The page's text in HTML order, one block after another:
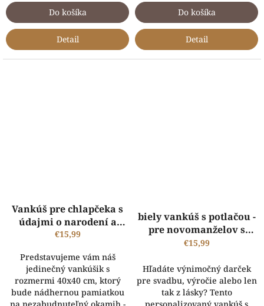
Do košíka
Detail
Do košíka
Detail
Vankúš pre chlapčeka s
údajmi o narodení a
vlastnou fotografiou
€15,99
Predstavujeme vám náš
jedinečný vankúšik s
rozmermi 40x40 cm, ktorý
bude nádhernou pamiatkou
biely vankúš s potlačou -
pre novomanželov s
vlastnou fotografiou
€15,99
Hľadáte výnimočný darček
pre svadbu, výročie alebo len
tak z lásky? Tento